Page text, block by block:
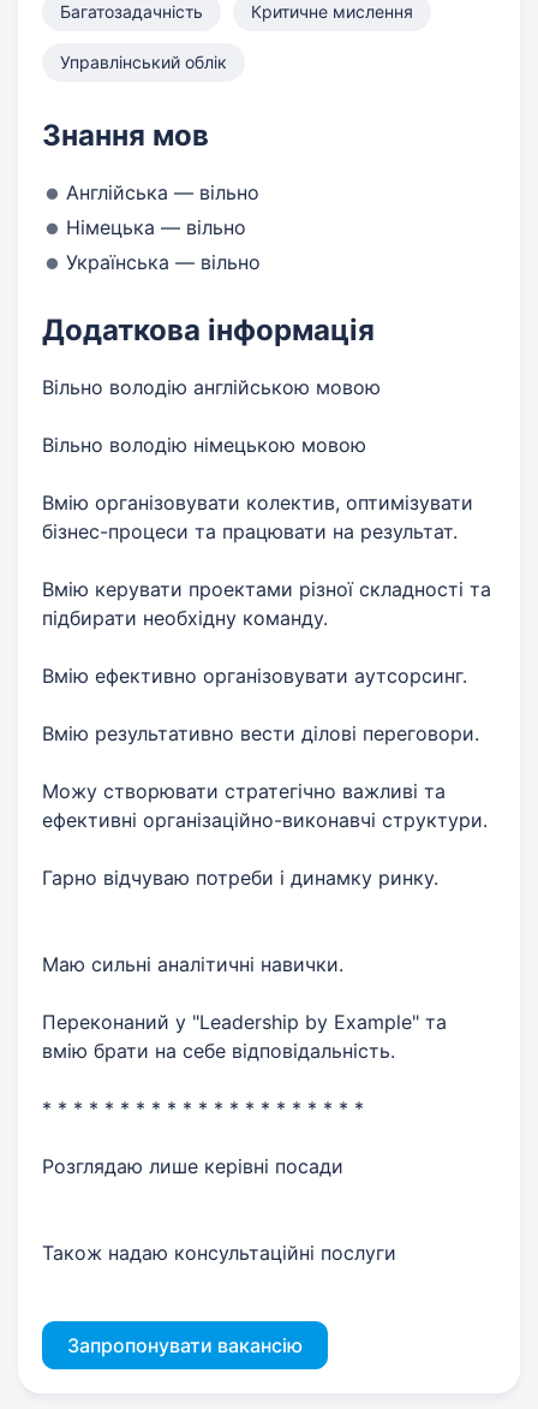
Багатозадачність Критичне мислення
Управлінський облік
Знання мов
Англійська — вільно
Німецька — вільно
Українська — вільно
Додаткова інформація
Вільно володію англійською мовою
Вільно володію німецькою мовою
Вмію організовувати колектив, оптимізувати
бізнес-процеси та працювати на результат.
Вмію керувати проектами різної складності та
підбирати необхідну команду.
Вмію ефективно організовувати аутсорсинг.
Вмію результативно вести ділові переговори.
Можу створювати стратегічно важливі та
ефективні організаційно-виконавчі структури.
Гарно відчуваю потреби і динамку ринку.
Маю сильні аналітичні навички.
Переконаний у "Leadership by Еxample" та
вмію брати на себе відповідальність.
* * * * * * * * * * * * * * * * * * * * *
Розглядаю лише керівні посади
Також надаю консультаційні послуги
Запропонувати вакансію